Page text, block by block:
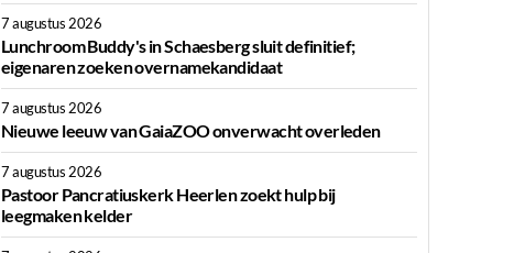
7 augustus 2026
Lunchroom Buddy's in Schaesberg sluit definitief;
eigenaren zoeken overnamekandidaat
7 augustus 2026
Nieuwe leeuw van GaiaZOO onverwacht overleden
7 augustus 2026
Pastoor Pancratiuskerk Heerlen zoekt hulp bij
leegmaken kelder